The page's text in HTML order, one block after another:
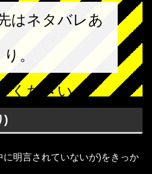
はネタバレあ
り。
ください。
)
明言されていないが)をきっか